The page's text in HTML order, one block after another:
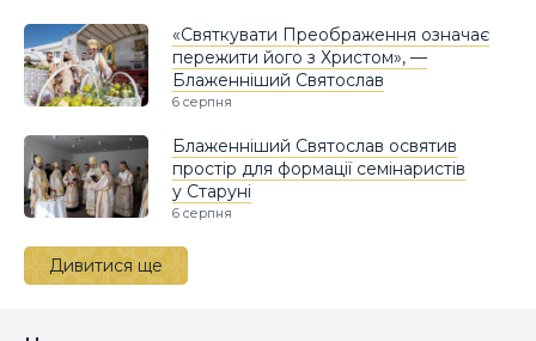
«Святкувати Преображення означає
пережити його з Христом», —
Блаженніший Святослав
6 серпня
Блаженніший Святослав освятив
простір для формації семінаристів
у Старуні
6 серпня
Дивитися ще